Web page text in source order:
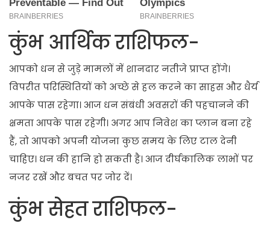
कुंभ आर्थिक राशिफल-
आपको धन से जुड़े मामलों में शानदार नतीजे प्राप्त होंगे।
विपरीत परिस्थितियों को अच्छे से हल करने का साहस और धैर्य
आपके पास रहेगा। आज धन संबंधी अवसरों की पहचानने की
क्षमता आपके पास रहेगी। अगर आप निवेश का प्लान बना रहे
हैं, तो आपको अपनी योजना कुछ समय के लिए टाल देनी
चाहिए। धन की हानि हो सकती है। आज दीर्घकालिक लाभों पर
नजर रखें और बचत पर जोर दें।
कुंभ सेहत राशिफल-